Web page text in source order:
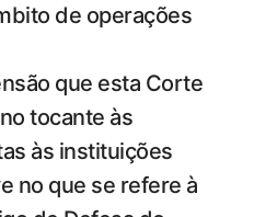
de operações
que esta Corte
tocante às
às instituições
no que se refere à